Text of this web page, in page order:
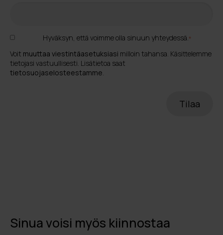
Hyväksyn, että voimme olla sinuun yhteydessä.*
Voit muuttaa viestintäasetuksiasi milloin tahansa. Käsittelemme
tietojasi vastuullisesti. Lisätietoa saat
tietosuojaselosteestamme.
Sinua voisi myös kiinnostaa